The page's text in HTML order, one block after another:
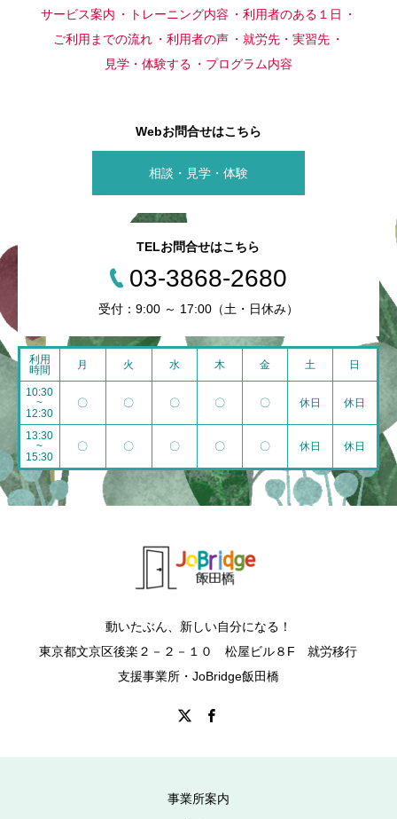
サービス案内 トレーニング内容
利用者のある１日
ご利用までの流れ
利用者の声
就労先・実習先
見学・体験する
プログラム内容
Webお問合せはこちら
相談・見学・体験
TELお問合せはこちら
03-3868-2680
受付：9:00 ～ 17:00（土・日休み）
利用
時間
月 火 水 木 金 土 日
10:30
~
12:30
〇 〇 〇 〇 〇 休日 休日
13:30
~
15:30
〇 〇 〇 〇 〇 休日 休日
動いたぶん、新しい自分になる！
東京都文京区後楽２－２－１０ 松屋ビル８F 就労移行
支援事業所・JoBridge飯田橋
事業所案内